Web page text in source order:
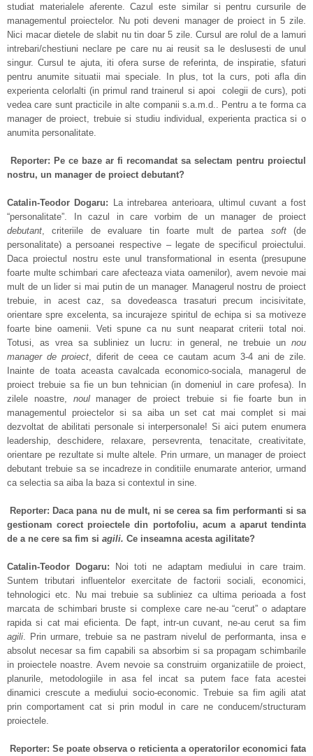
studiat materialele aferente. Cazul este similar si pentru cursurile de
managementul proiectelor. Nu poti deveni manager de proiect in 5 zile.
Nici macar dietele de slabit nu tin doar 5 zile. Cursul are rolul de a lamuri
intrebari/chestiuni neclare pe care nu ai reusit sa le deslusesti de unul
singur. Cursul te ajuta, iti ofera surse de referinta, de inspiratie, sfaturi
pentru anumite situatii mai speciale. In plus, tot la curs, poti afla din
experienta celorlalti (in primul rand trainerul si apoi colegii de curs), poti
vedea care sunt practicile in alte companii s.a.m.d.. Pentru a te forma ca
manager de proiect, trebuie si studiu individual, experienta practica si o
anumita personalitate.
Reporter: Pe ce baze ar fi recomandat sa selectam pentru proiectul
nostru, un manager de proiect debutant?
Catalin-Teodor Dogaru:
La intrebarea anterioara, ultimul cuvant a fost
“personalitate”. In cazul in care vorbim de un manager de proiect
debutant, criteriile de evaluare tin foarte mult de partea soft(de
personalitate) a persoanei respective – legate de specificul proiectului.
Daca proiectul nostru este unul transformational in esenta (presupune
foarte multe schimbari care afecteaza viata oamenilor), avem nevoie mai
mult de un lider si mai putin de un manager. Managerul nostru de proiect
trebuie, in acest caz, sa dovedeasca trasaturi precum incisivitate,
orientare spre excelenta, sa incurajeze spiritul de echipa si sa motiveze
foarte bine oamenii. Veti spune ca nu sunt neaparat criterii total noi.
Totusi, as vrea sa subliniez un lucru: in general, ne trebuie un nou
manager de proiect, diferit de ceea ce cautam acum 3-4 ani de zile.
Inainte de toata aceasta cavalcada economico-sociala, managerul de
proiect trebuie sa fie un bun tehnician (in domeniul in care profesa). In
zilele noastre, noulmanager de proiect trebuie si fie foarte bun in
managementul proiectelor si sa aiba un set cat mai complet si mai
dezvoltat de abilitati personale si interpersonale! Si aici putem enumera
leadership, deschidere, relaxare, persevrenta, tenacitate, creativitate,
orientare pe rezultate si multe altele. Prin urmare, un manager de proiect
debutant trebuie sa se incadreze in conditiile enumarate anterior, urmand
ca selectia sa aiba la baza si contextul in sine.
Reporter: Daca pana nu de mult, ni se cerea sa fim performanti si sa
gestionam corect proiectele din portofoliu, acum a aparut tendinta
de a ne cere sa fim si agili. Ce inseamna acesta agilitate?
Catalin-Teodor Dogaru:
Noi toti ne adaptam mediului in care traim.
Suntem tributari influentelor exercitate de factorii sociali, economici,
tehnologici etc. Nu mai trebuie sa subliniez ca ultima perioada a fost
marcata de schimbari bruste si complexe care ne-au “cerut” o adaptare
rapida si cat mai eficienta. De fapt, intr-un cuvant, ne-au cerut sa fim
agili. Prin urmare, trebuie sa ne pastram nivelul de performanta, insa e
absolut necesar sa fim capabili sa absorbim si sa propagam schimbarile
in proiectele noastre. Avem nevoie sa construim organizatiile de proiect,
planurile, metodologiile in asa fel incat sa putem face fata acestei
dinamici crescute a mediului socio-economic. Trebuie sa fim agili atat
prin comportament cat si prin modul in care ne conducem/structuram
proiectele.
Reporter: Se poate observa o reticienta a operatorilor economici fata